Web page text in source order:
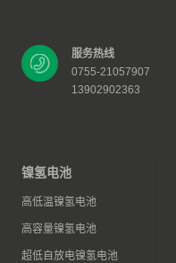
服务热线
0755-21057907
13902902363
镍氢电池
高低温镍氢电池
高容量镍氢电池
超低自放电镍氢电池